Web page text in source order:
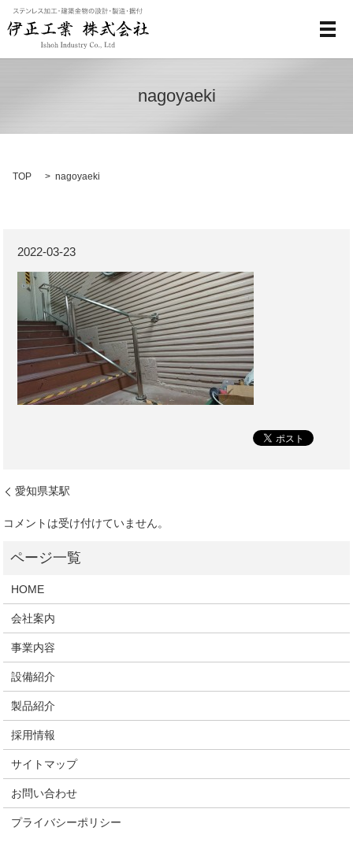
メ
nagoyaeki
TOP nagoyaeki
2022-03-23
愛知県某駅
コメントは受け付けていません。
HOME
会社案内
事業内容
設備紹介
製品紹介
採用情報
サイトマップ
お問い合わせ
プライバシーポリシー